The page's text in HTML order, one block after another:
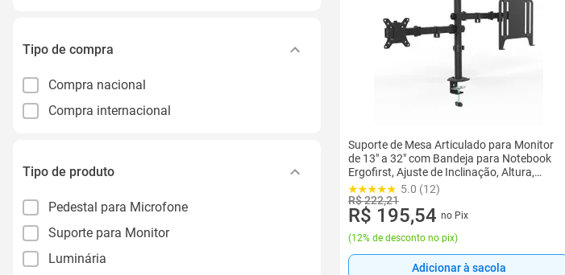
Tipo de compra
Compra nacional
Compra internacional
Tipo de produto
Pedestal para Microfone
Suporte para Monitor
Luminária
Suporte de Mesa Articulado para Monitor
de 13" a 32" com Bandeja para Notebook
Ergofirst, Ajuste de Inclinação, Altura,
Preto - G01-C2M2
5.0 (12)
R$ 222,21
R$ 195,54 no Pix
(12% de desconto no pix)
Adicionar à sacola